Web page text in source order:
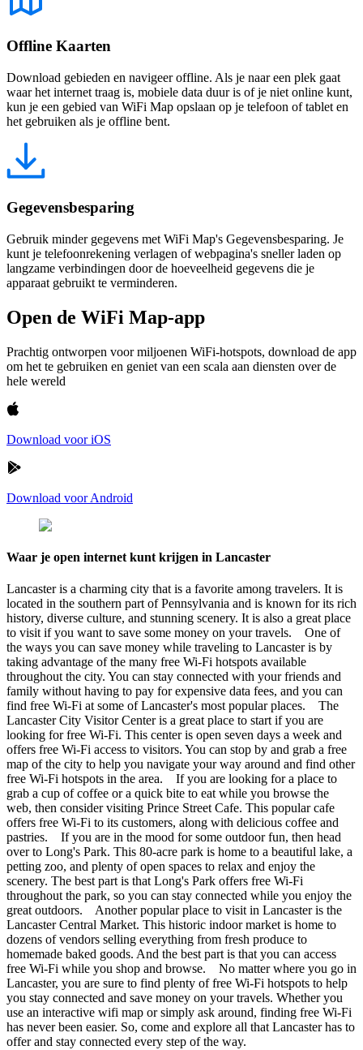
Offline Kaarten
Download gebieden en navigeer offline. Als je naar een plek gaat
waar het internet traag is, mobiele data duur is of je niet online kunt,
kun je een gebied van WiFi Map opslaan op je telefoon of tablet en
het gebruiken als je offline bent.
Gegevensbesparing
Gebruik minder gegevens met WiFi Map's Gegevensbesparing. Je
kunt je telefoonrekening verlagen of webpagina's sneller laden op
langzame verbindingen door de hoeveelheid gegevens die je
apparaat gebruikt te verminderen.
Open de WiFi Map-app
Prachtig ontworpen voor miljoenen WiFi-hotspots, download de app
om het te gebruiken en geniet van een scala aan diensten over de
hele wereld
Download voor iOS
Download voor Android
Waar je open internet kunt krijgen in Lancaster
Lancaster is a charming city that is a favorite among travelers. It is
located in the southern part of Pennsylvania and is known for its rich
history, diverse culture, and stunning scenery. It is also a great place
to visit if you want to save some money on your travels. One of
the ways you can save money while traveling to Lancaster is by
taking advantage of the many free Wi-Fi hotspots available
throughout the city. You can stay connected with your friends and
family without having to pay for expensive data fees, and you can
find free Wi-Fi at some of Lancaster's most popular places. The
Lancaster City Visitor Center is a great place to start if you are
looking for free Wi-Fi. This center is open seven days a week and
offers free Wi-Fi access to visitors. You can stop by and grab a free
map of the city to help you navigate your way around and find other
free Wi-Fi hotspots in the area. If you are looking for a place to
grab a cup of coffee or a quick bite to eat while you browse the
web, then consider visiting Prince Street Cafe. This popular cafe
offers free Wi-Fi to its customers, along with delicious coffee and
pastries. If you are in the mood for some outdoor fun, then head
over to Long's Park. This 80-acre park is home to a beautiful lake, a
petting zoo, and plenty of open spaces to relax and enjoy the
scenery. The best part is that Long's Park offers free Wi-Fi
throughout the park, so you can stay connected while you enjoy the
great outdoors. Another popular place to visit in Lancaster is the
Lancaster Central Market. This historic indoor market is home to
dozens of vendors selling everything from fresh produce to
homemade baked goods. And the best part is that you can access
free Wi-Fi while you shop and browse. No matter where you go in
Lancaster, you are sure to find plenty of free Wi-Fi hotspots to help
you stay connected and save money on your travels. Whether you
use an interactive wifi map or simply ask around, finding free Wi-Fi
has never been easier. So, come and explore all that Lancaster has to
offer and stay connected every step of the way.